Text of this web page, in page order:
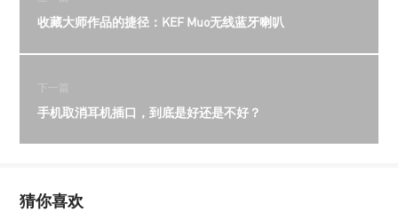
收藏大师作品的捷径：KEF Muo无线蓝牙喇叭
下一篇
手机取消耳机插口，到底是好还是不好？
猜你喜欢